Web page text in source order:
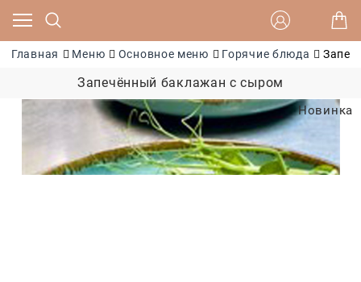
Главная Меню Основное меню Горячие блюда
Запечённый баклажан с сыром
Новинка